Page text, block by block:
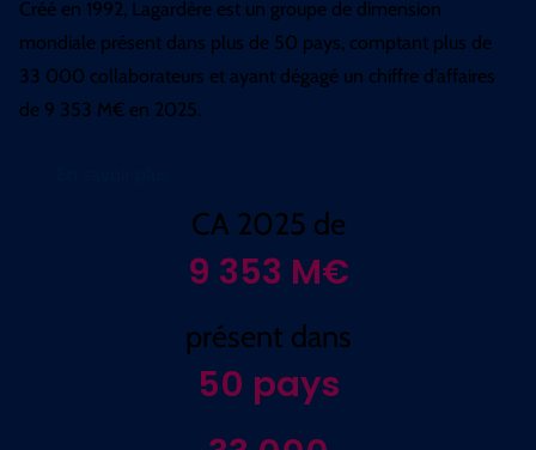
Créé en 1992, Lagardère est un groupe de dimension
mondiale présent dans plus de 50 pays, comptant plus de
33 000 collaborateurs et ayant dégagé un chiffre d’affaires
de 9 353 M€ en 2025.
CA 2025 de
9 353 M€
présent dans
50 pays